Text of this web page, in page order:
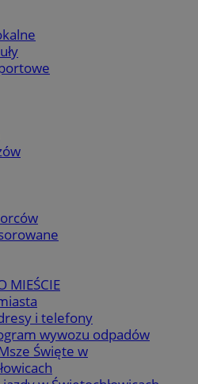
MIEŚCIE
i telefony
wywozu odpadów
Święte w